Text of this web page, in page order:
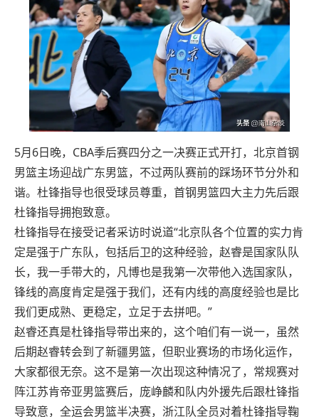
5月6日晚，CBA季后赛四分之一决赛正式开打，北京首钢
男篮主场迎战广东男篮，不过两队赛前的踩场环节分外和
谐。杜锋指导也很受球员尊重，首钢男篮四大主力先后跟
杜锋指导拥抱致意。
杜锋指导在接受记者采访时说道“北京队各个位置的实力肯
定是强于广东队，包括后卫的这种经验，赵睿是国家队队
长，我一手带大的，凡博也是我第一次带他入选国家队，
锋线的高度肯定是强于我们，还有内线的高度经验也是比
我们更成熟、更稳定，立足于去拼吧。”
赵睿还真是杜锋指导带出来的，这个咱们有一说一，虽然
后期赵睿转会到了新疆男篮，但职业赛场的市场化运作，
大家都很无奈。这不是第一次出现这种情况了，常规赛对
阵江苏肯帝亚男篮赛后，庞峥麟和队内外援先后跟杜锋指
导致意，全运会男篮半决赛，浙江队全员对着杜锋指导鞠